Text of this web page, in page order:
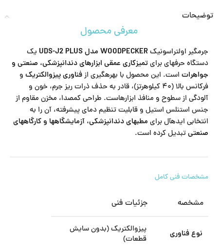
توضیحات
معرفی محصول
جرمگیر اولتراسونیکWOODPECKER مدل UDS-J2 PLUS
یک
دستگاه حرفهای برایتمیزکاری عمقی ابزارهای دندانپزشکی، صنعتی و
جواهرات است. این محصول با بهرهگیری ازفناوری پیزوالکتریک و
فرکانس بالا (۴۰ کیلوهرتز)، قادر به حذف ذرات ریز جرم، خون و
آلودگی از سطوح و منافذ ابزارهاست. طراحی کمصدا، مخزن مقاوم از
جنس استنلس استیل و قابلیت تنظیم دمای پیشرفته، آن را به
انتخابی ایدهآل برای مطبهای دندانپزشکی، آزمایشگاهها و کارگاههای
صنعتیتبدیل کرده است.
مشخصات فنی کامل
مشخصه جزئیات فنی
نوع فناوری
پیزوالکتریک (بدون سایش
قطعات)